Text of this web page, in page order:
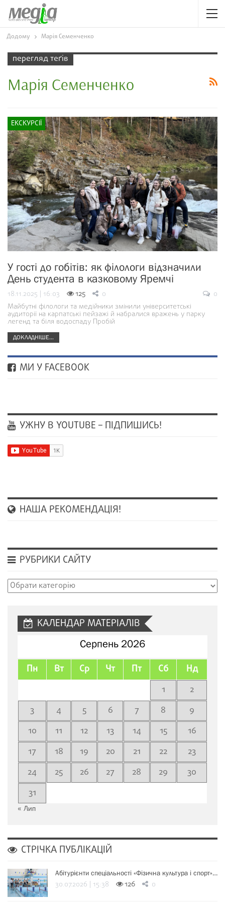
Додому Марія Семенченко
перегляд теґів
Марія Семенченко
ЕКСКУРСІЇ
У гості до гобітів: як філологи відзначили
День студента в казковому Яремчі
18.11.2025 | 16:03 125 0
0
Майбутні філологи та медійники змінили університетські
аудиторії на карпатські пейзажі й набралися вражень у парку
легенд та біля водоспаду Пробій
ДОКЛАДНІШЕ...
МИ У FACEBOOK
УЖНУ В YOUTUBE – ПІДПИШИСЬ!
НАША РЕКОМЕНДАЦІЯ!
РУБРИКИ САЙТУ
Рубрики
КАЛЕНДАР МАТЕРІАЛІВ
Серпень 2026
Пн Вт Ср Чт Пт Сб Нд
1
2
3
4 5 6 7 8
9
10
11 12 13 14 15
16
17
18 19 20 21 22
23
24
25 26 27 28 29
30
31
« Лип
СТРІЧКА ПУБЛІКАЦІЙ
Абітурієнти спеціальності «Фізична культура і спорт»…
30.07.2026 | 15:38 126 0